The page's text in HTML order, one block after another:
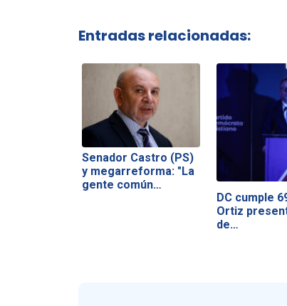
Entradas relacionadas:
Senador Castro (PS)
y megarreforma: "La
gente común…
DC cumple
Ortiz
de…